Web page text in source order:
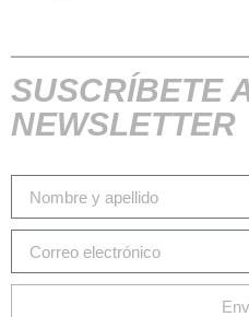
SUSCRÍBETE
NEWSLETTER